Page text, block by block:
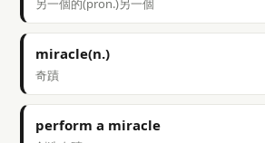
另一個的(pron.)另一個
miracle(n.)
奇蹟
perform a miracle